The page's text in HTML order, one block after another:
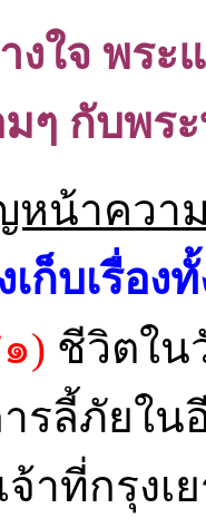
งใจ พระ
ๆ กับพร
หน้าควา
ก็บเรื่อ
) ชีวิตใน
รลี้ภัยใ
จ้าที่กรุงเ